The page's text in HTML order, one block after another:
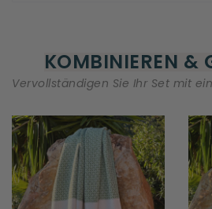
KOMBINIEREN &
Vervollständigen Sie Ihr Set mit